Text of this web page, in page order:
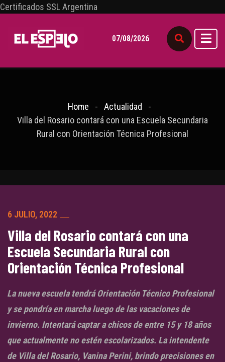
Certificados SSL Argentina
07/08/2026
Home
Actualidad
Villa del Rosario contará con una Escuela Secundaria
Rural con Orientación Técnica Profesional
6 JULIO, 2022
Villa del Rosario contará con una
Escuela Secundaria Rural con
Orientación Técnica Profesional
La nueva escuela tendrá Orientación Técnico Profesional
y se pondría en marcha luego de las vacaciones de
invierno. Intentará captar a chicos de entre 15 y 18 años
que actualmente no estén escolarizados. La intendente
de Villa del Rosario, Vanina Perini, brindo precisiones en